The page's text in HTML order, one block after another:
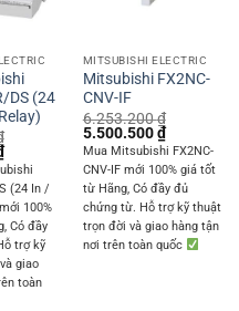
DS (24
Current
price
is:
6.365.000 ₫.
(24 In /
100%
Có đầy
trợ kỹ
giao
toàn
MITSUBISHI ELECTRIC
Mitsubishi FX2NC-
CNV-IF
6.253.200₫
Original
price
was:
6.253.200 ₫.
5.500.500₫Current
price
is:
5.500.500
Mua Mitsubishi FX2NC-
CNV-IF mới 100% giá tốt
từ Hãng, Có đầy đủ
chứng từ. Hỗ trợ kỹ thuật
trọn đời và giao hàng tận
nơi trên toàn quốc